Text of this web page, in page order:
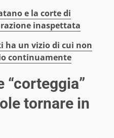
e la corte di
inaspettata
ha un vizio di cui non
continuamente
“corteggia”
tornare in